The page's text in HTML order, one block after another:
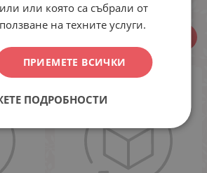
или която са събрали от
на техните услуги.
ПРИЕМЕТЕ ВСИЧКИ
ПОДРОБНОСТИ